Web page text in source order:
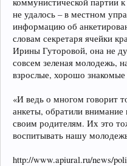
не удалось – в местном
информацию об
словам секретаря ячейки
Ирины Гуторовой, она не
совсем зеленая молодежь,
взрослые, хорошо
«И ведь о многом говорит
анкеты, обратили внимание
своим родителям. Их это
воспитывать нашу
http://www.apiural.ru/news/